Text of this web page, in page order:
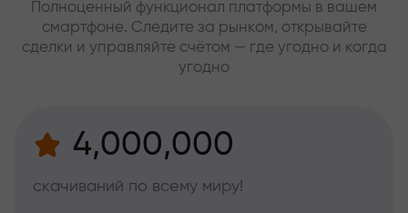
Полноценный функционал платформы в вашем
смартфоне. Следите за рынком, открывайте
сделки и управляйте счётом — где угодно и когда
угодно
4,000,000
скачиваний по всему миру!